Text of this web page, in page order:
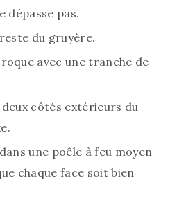
dépasse pas.
du gruyère.
avec une tranche de
côtés extérieurs du
une poêle à feu moyen
chaque face soit bien